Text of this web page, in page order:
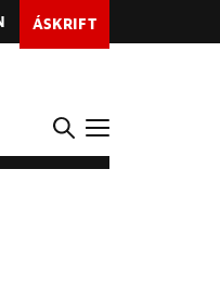
ÁSKRIFT